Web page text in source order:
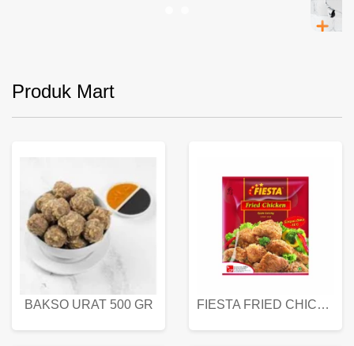
Produk Mart
BAKSO URAT 500 GR FIESTA FRIED CHICKEN 500 GR